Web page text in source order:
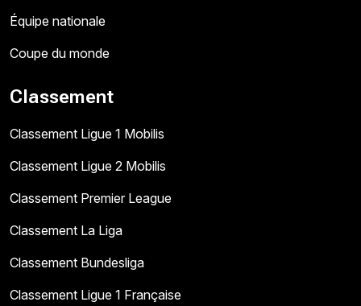
Équipe nationale
Coupe du monde
Classement
Classement Ligue 1 Mobilis
Classement Ligue 2 Mobilis
Classement Premier League
Classement La Liga
Classement Bundesliga
Classement Ligue 1 Française